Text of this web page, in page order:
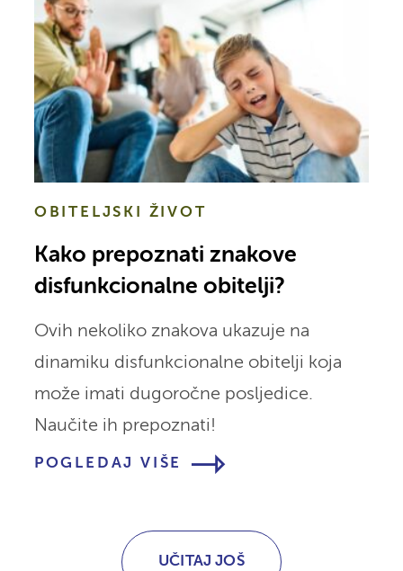
OBITELJSKI ŽIVOT
Kako prepoznati znakove
disfunkcionalne obitelji?
Ovih nekoliko znakova ukazuje na
dinamiku disfunkcionalne obitelji koja
može imati dugoročne posljedice.
Naučite ih prepoznati!
POGLEDAJ VIŠE
UČITAJ JOŠ